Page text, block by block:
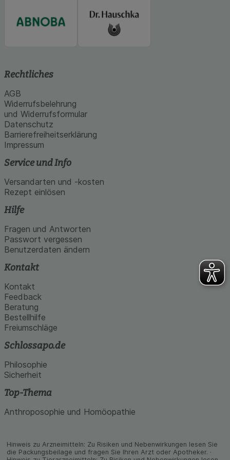
Rechtliches
AGB
Widerrufsbelehrung
und Widerrufsformular
Datenschutz
Barrierefreiheitserklärung
Impressum
Service und Info
Versandarten und -kosten
Rezept einlösen
Hilfe
Fragen und Antworten
Passwort vergessen
Benutzerdaten ändern
Kontakt
Kontakt
Feedback
Beratung
Bestellhilfe
Freiumschläge
Schlossapo.de
Philosophie
Sicherheit
Top-Thema
Anthroposophie und Homöopathie
Hinweis zu Arzneimitteln: Zu Risiken und Neben­wirkungen lesen Sie
die Packungs­beilage und fragen Sie Ihren Arzt oder Apo­theker. ·